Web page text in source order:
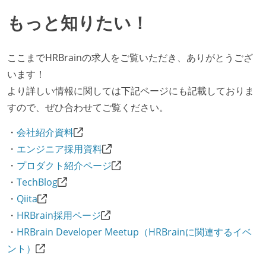
提出されたコードには自動的にリグレッションテスト
が実行される環境が構築されている
テストの実施度
ほとんどの機能に受け入れテストを記述、実施してい
る
機能の実装と同時にテストコードを記述している
アジャイル実践状況
1ヶ月以下の短い期間でのイテレーション開発を実践
している
デイリーでスタンドアップミーティング、またはそれ
に準じるチーム内の打ち合わせを行っている
イテレーションの最後などに、定期的にチームでふり
かえりミーティングを行っている
もっと知りたい！
ここまでHRBrainの求人をご覧いただき、ありがとうござ
います！
より詳しい情報に関しては下記ページにも記載しておりま
すので、ぜひ合わせてご覧ください。
・ 会社紹介資料
・ エンジニア採用資料
・ プロダクト紹介ページ
・ TechBlog
・ Qiita
・ HRBrain採用ページ
・ HRBrain Developer Meetup（HRBrainに関連するイベ
ント）